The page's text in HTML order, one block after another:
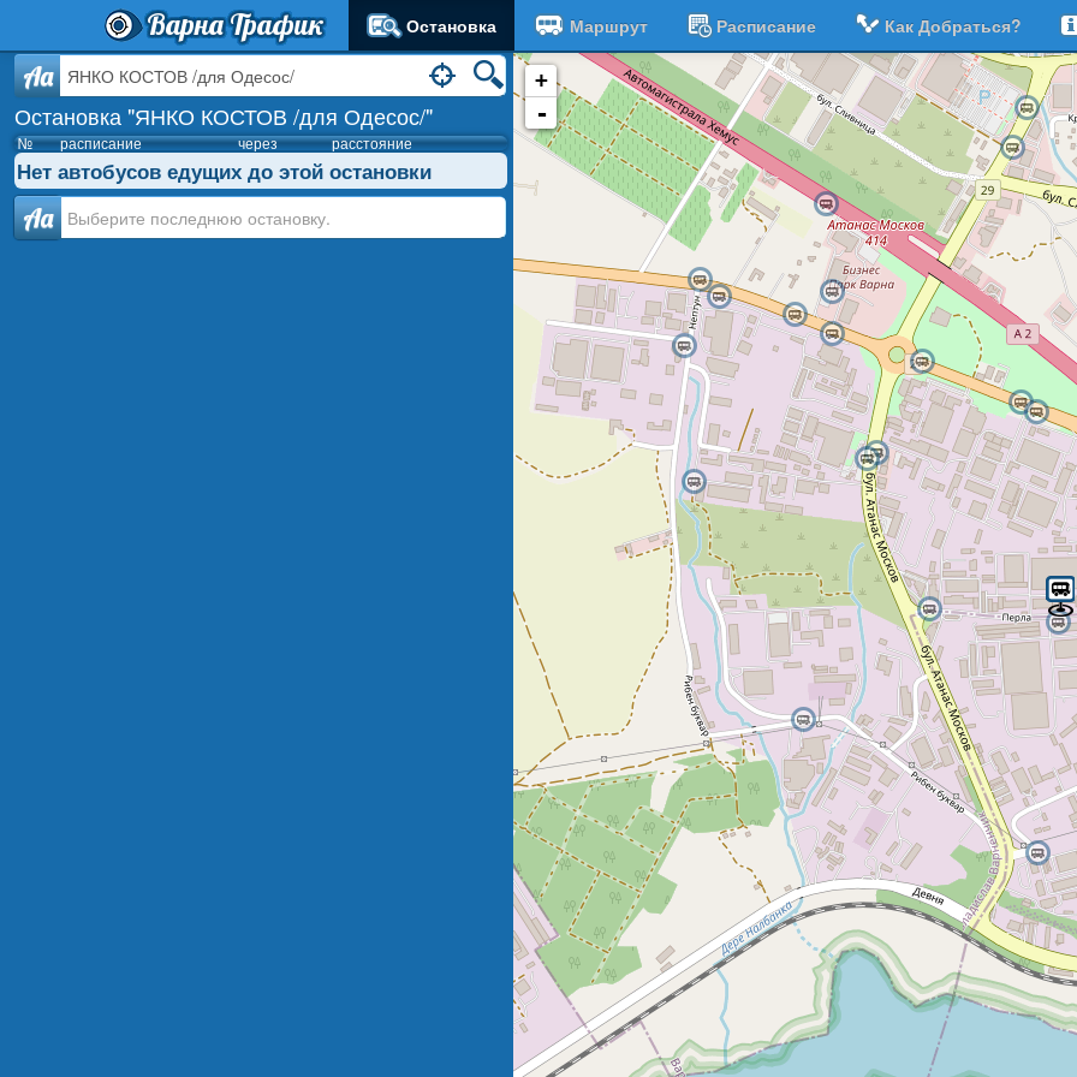
Варна Трафик Остановка Маршрут Расписание Как Добраться?
Aa
Остановка "ЯНКО КОСТОВ /для Одесос/"
№ расписание через расстояние
Нет автобусов едущих до этой остановки
Аа
+
-